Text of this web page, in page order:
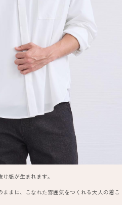
感が生まれます。
まに、こなれた雰囲気をつくれる大人の着こ